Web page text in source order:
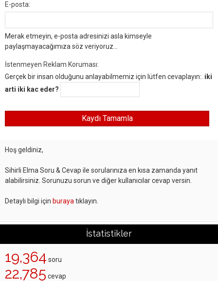
E-posta:
Merak etmeyin, e-posta adresinizi asla kimseyle
paylaşmayacağımıza söz veriyoruz...
İstenmeyen Reklam Koruması:
Gerçek bir insan olduğunu anlayabilmemiz için lütfen cevaplayın:. iki
arti iki kac eder?
Hoş geldiniz,
Sihirli Elma Soru & Cevap ile sorularınıza en kısa zamanda yanıt
alabilirsiniz. Sorunuzu sorun ve diğer kullanıcılar cevap versin.
Detaylı bilgi için buraya tıklayın.
İstatistikler
19,364 soru
22,785 cevap